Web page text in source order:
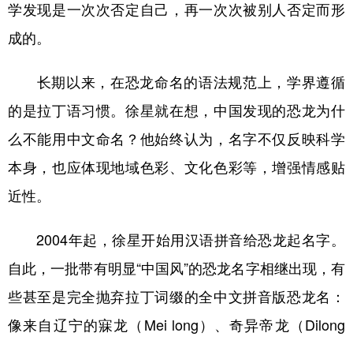
学发现是一次次否定自己，再一次次被别人否定而形
成的。
长期以来，在恐龙命名的语法规范上，学界遵循
的是拉丁语习惯。徐星就在想，中国发现的恐龙为什
么不能用中文命名？他始终认为，名字不仅反映科学
本身，也应体现地域色彩、文化色彩等，增强情感贴
近性。
2004年起，徐星开始用汉语拼音给恐龙起名字。
自此，一批带有明显“中国风”的恐龙名字相继出现，有
些甚至是完全抛弃拉丁词缀的全中文拼音版恐龙名：
像来自辽宁的寐龙（Mei long）、奇异帝龙（Dilong